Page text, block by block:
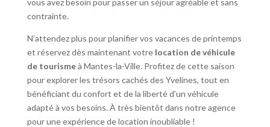
vous avez besoin pour passer un séjour agréable et sans
contrainte.
N’attendez plus pour planifier vos vacances de printemps
et réservez dès maintenant votre location de véhicule
de tourismeà Mantes-la-Ville. Profitez de cette saison
pour explorer les trésors cachés des Yvelines, tout en
bénéficiant du confort et de la liberté d’un véhicule
adapté à vos besoins. À très bientôt dans notre agence
pour une expérience de location inoubliable !